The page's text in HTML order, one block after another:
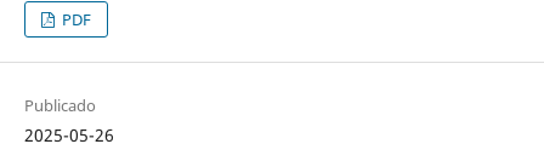
PDF
Publicado
2025-05-26